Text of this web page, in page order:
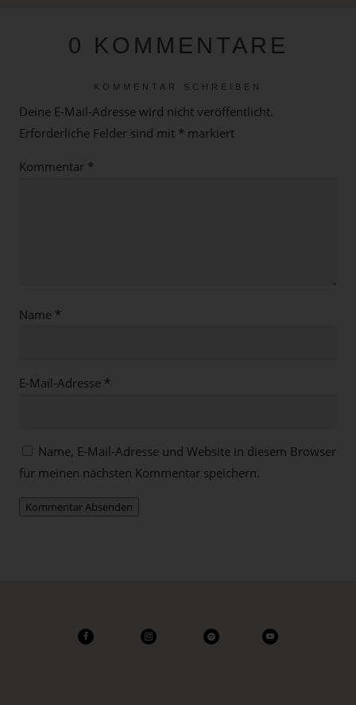
0 KOMMENTARE
KOMMENTAR SCHREIBEN
Deine E-Mail-Adresse wird nicht veröffentlicht.
Erforderliche Felder sind mit * markiert
Kommentar *
Name *
E-Mail-Adresse *
Name, E-Mail-Adresse und Website in diesem Browser
für meinen nächsten Kommentar speichern.
Kommentar Absenden